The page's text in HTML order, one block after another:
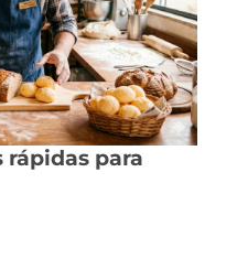
rápidas para